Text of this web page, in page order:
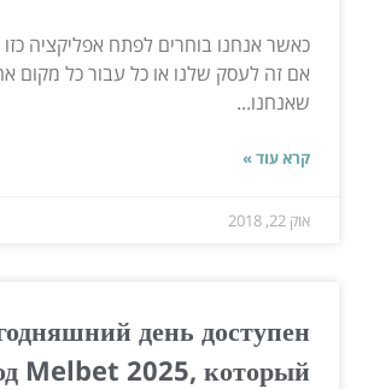
כאשר אנחנו בוחרים לפתח אפליקציה כזו
אם זה לעסק שלנו או כל עבור כל מקום
שאנחנו...
קרא עוד »
אוק 22, 2018
день доступен
Melbet 2025, который